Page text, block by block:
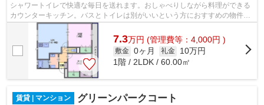
シャワートイレで快適な毎日を送れます。おしゃべりしながら料理ができる
カウンターキッチン。バスとトイレは別がいいという方におすすめの物件。
お洒落な女性におすすめ。朝シャンも...
7.3万円 (管理費等：4,000円 )
敷金 0ヶ月 礼金
10万円
1階 / 2LDK / 60.00㎡
賃貸 | マンション グリーンパークコート